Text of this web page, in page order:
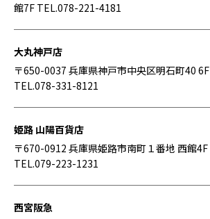
館7F TEL.078-221-4181
大丸神戸店
〒650-0037 兵庫県神戸市中央区明石町40 6F
TEL.078-331-8121
姫路 山陽百貨店
〒670-0912 兵庫県姫路市南町１番地 西館4F
TEL.079-223-1231
西宮阪急